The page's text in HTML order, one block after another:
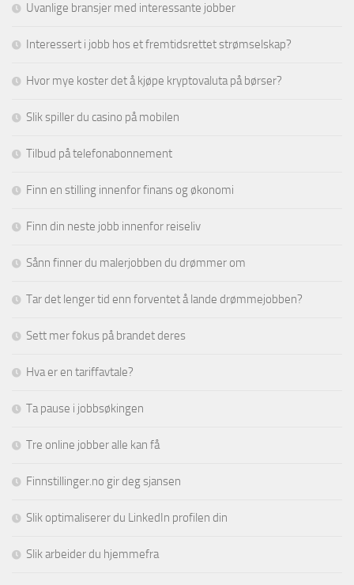
Uvanlige bransjer med interessante jobber
Interessert i jobb hos et fremtidsrettet strømselskap?
Hvor mye koster det å kjøpe kryptovaluta på børser?
Slik spiller du casino på mobilen
Tilbud på telefonabonnement
Finn en stilling innenfor finans og økonomi
Finn din neste jobb innenfor reiseliv
Sånn finner du malerjobben du drømmer om
Tar det lenger tid enn forventet å lande drømmejobben?
Sett mer fokus på brandet deres
Hva er en tariffavtale?
Ta pause i jobbsøkingen
Tre online jobber alle kan få
Finnstillinger.no gir deg sjansen
Slik optimaliserer du LinkedIn profilen din
Slik arbeider du hjemmefra